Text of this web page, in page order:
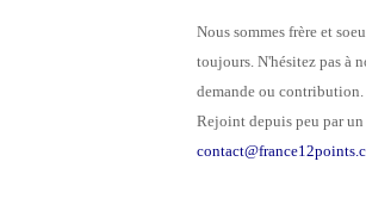
Nous sommes frère et
toujours. N'hésitez pas à
demande ou
Rejoint depuis peu par un